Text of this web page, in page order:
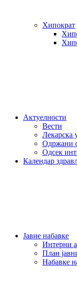
Хипократ
Актуелности
Вести
Лекарска
Одржани
Одсек
Календар
Јавне набавке
Интерни
План
Набавке